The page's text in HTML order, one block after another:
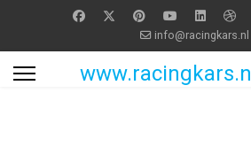
info@racingkars.nl
www.racingkars.nl